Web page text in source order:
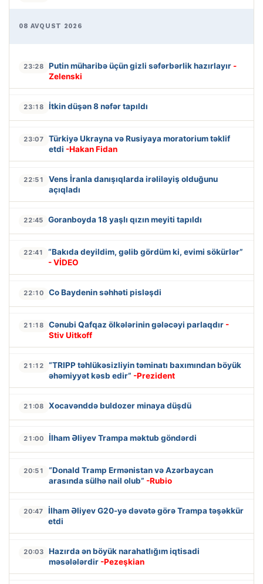
08 AVQUST 2026
23:28 Putin müharibə üçün gizli səfərbərlik hazırlayır -
Zelenski
23:18 İtkin düşən 8 nəfər tapıldı
23:07
Türkiyə Ukrayna və Rusiyaya moratorium təklif
etdi -Hakan Fidan
22:51
Vens İranla danışıqlarda irəliləyiş olduğunu
açıqladı
22:45 Goranboyda 18 yaşlı qızın meyiti tapıldı
22:41
“Bakıda deyildim, gəlib gördüm ki, evimi sökürlər”
- VİDEO
22:10 Co Baydenin səhhəti pisləşdi
21:18 Cənubi Qafqaz ölkələrinin gələcəyi parlaqdır -
Stiv Uitkoff
21:12
“TRIPP təhlükəsizliyin təminatı baxımından böyük
əhəmiyyət kəsb edir” -Prezident
21:08 Xocavənddə buldozer minaya düşdü
21:00 İlham Əliyev Trampa məktub göndərdi
20:51
“Donald Tramp Ermənistan və Azərbaycan
arasında sülhə nail olub” -Rubio
20:47
İlham Əliyev G20-yə dəvətə görə Trampa təşəkkür
etdi
20:03
Hazırda ən böyük narahatlığım iqtisadi
məsələlərdir -Pezeşkian